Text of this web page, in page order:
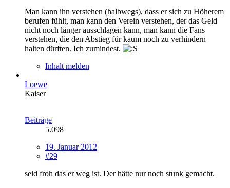
Man kann ihn verstehen (halbwegs), dass er sich zu Höherem
berufen fühlt, man kann den Verein verstehen, der das Geld
nicht noch länger ausschlagen kann, man kann die Fans
verstehen, die den Abstieg für kaum noch zu verhindern
halten dürften. Ich zumindest.
Inhalt melden
Loewe
Kaiser
Beiträge
5.098
19. Januar 2012
#29
seid froh das er weg ist. Der hätte nur noch stunk gemacht.